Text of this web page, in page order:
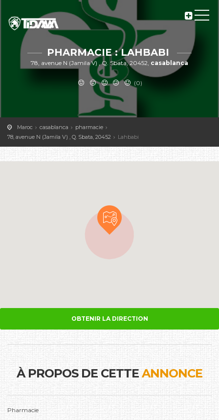
PHARMACIE : LAHBABI
78, avenue N (Jamila V) , Q. Sbata, 20452, casablanca
(0)
Maroc casablanca
pharmacie
78, avenue N (Jamila V) , Q. Sbata, 20452
Lahbabi
OBTENIR LA DIRECTION
À PROPOS DE CETTEANNONCE
Pharmacie